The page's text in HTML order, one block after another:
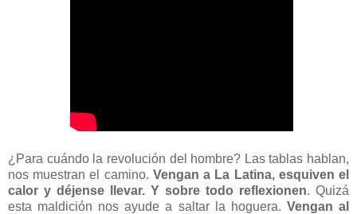
¿Para cuándo la revolución del hombre? Las tablas hablan,
nos muestran el camino. Vengan a La Latina, esquiven el
calor y déjense llevar. Y sobre todo reflexionen. Quizá
esta maldición nos ayude a saltar la hoguera. Vengan al